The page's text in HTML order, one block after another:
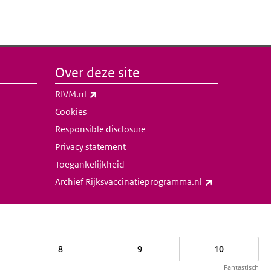
Over deze site
RIVM.nl
Cookies
Responsible disclosure
Privacy statement
Toegankelijkheid
Archief Rijksvaccinatieprogramma.nl
8 9 10
Fantastisch